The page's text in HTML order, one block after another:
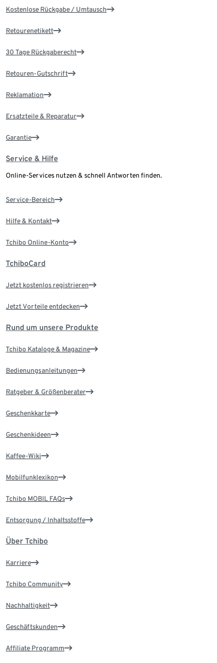
Kostenlose Rückgabe / Umtausch
Retourenetikett
30 Tage Rückgaberecht
Retouren-Gutschrift
Reklamation
Ersatzteile & Reparatur
Garantie
Service & Hilfe
Online-Services nutzen & schnell Antworten finden.
Service-Bereich
Hilfe & Kontakt
Tchibo Online-Konto
TchiboCard
Jetzt kostenlos registrieren
Jetzt Vorteile entdecken
Rund um unsere Produkte
Tchibo Kataloge & Magazine
Bedienungsanleitungen
Ratgeber & Größenberater
Geschenkkarte
Geschenkideen
Kaffee-Wiki
Mobilfunklexikon
Tchibo MOBIL FAQs
Entsorgung / Inhaltsstoffe
Über Tchibo
Karriere
Tchibo Community
Nachhaltigkeit
Geschäftskunden
Affiliate Programm